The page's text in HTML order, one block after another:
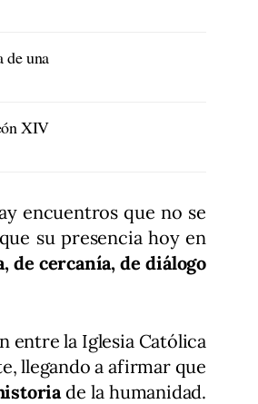
de una
XIV
encuentros que no se
su presencia hoy en
de cercanía, de diálogo
entre la Iglesia Católica
llegando a afirmar que
de la humanidad.